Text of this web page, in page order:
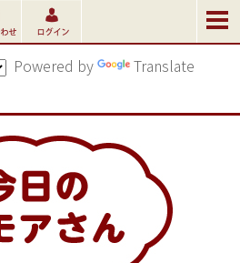
Powered by Translate